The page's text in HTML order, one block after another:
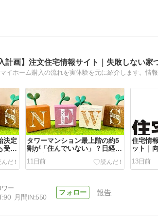
計画】注文住宅情報サイト｜失敗しない家
決定
受
タワーマンション最上階の約5
割が「住んでいない」？日経新
ション市場を宅建士が解説
11日前
住宅情
ット｜
13日前
90 月間IN:550
報告